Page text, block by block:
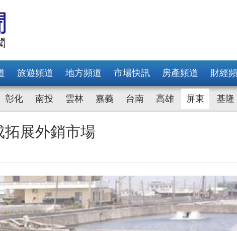
旅遊頻道 地方頻道 市場快訊 房產頻道 財經
彰化 南投 雲林 嘉義 台南 高雄 屏東 基隆
展外銷市場